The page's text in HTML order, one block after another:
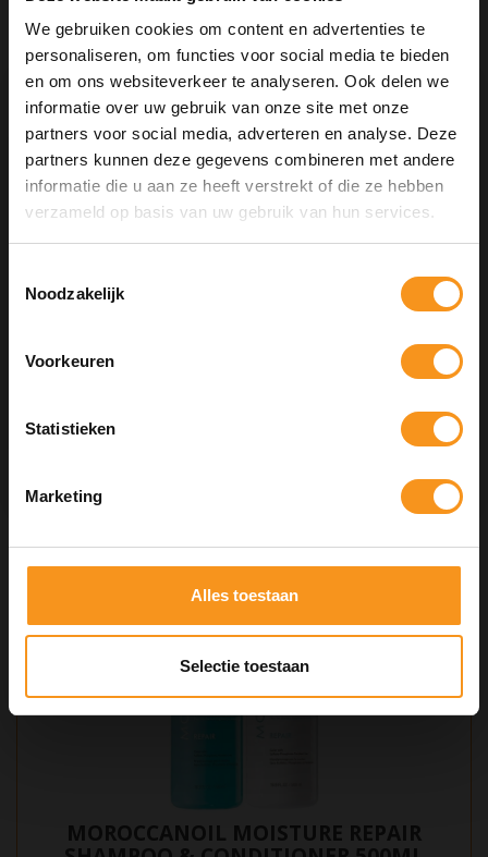
We gebruiken cookies om content en advertenties te
personaliseren, om functies voor social media te bieden
en om ons websiteverkeer te analyseren. Ook delen we
informatie over uw gebruik van onze site met onze
partners voor social media, adverteren en analyse. Deze
partners kunnen deze gegevens combineren met andere
informatie die u aan ze heeft verstrekt of die ze hebben
verzameld op basis van uw gebruik van hun services.
Noodzakelijk
Voorkeuren
Statistieken
Marketing
Alles toestaan
Selectie toestaan
MOROCCANOIL INTENSE CURL CREAM
MOROCCANOIL MOISTURE REPAIR
10% Summer Time Korting
Geniet van de zomer met10% Summer TIme Kortingop
Kortingscode is geldig tot en met zondag 9 augustus 2026.
Kortingscode is niet te combineren met andere kortingscodes.